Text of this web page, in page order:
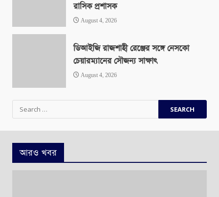
রাসিক প্রশাসক
August 4, 2026
ডিআইজি রাজশাহী রেঞ্জের সঙ্গে নেসকো
চেয়ারম্যানের সৌজন্য সাক্ষাৎ
August 4, 2026
Search
for:
আরও খবর